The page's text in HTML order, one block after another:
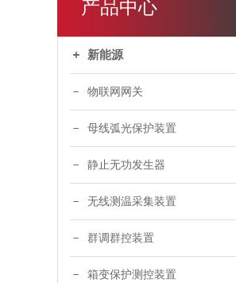
产品中心
新能源
物联网网关
母线弧光保护装置
静止无功发生器
无线测温采集装置
群调群控装置
箱变保护测控装置